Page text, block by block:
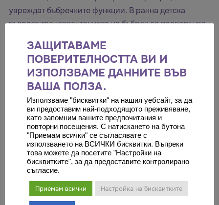
увреждат бъбречните функции. В ранна детска
възраст трансплантацията на бъбрек се препоръчва
може да доведе до проблеми в растежа и
развитието на младия организъм. И тъй като
детското телце е значително умалено, а
кръвоносните съдове са тънки и крехки,
трансплантацията на бъбрек в тази възраст изискват
значителен опит и прецизност от страна на
медицинския екип.
Болницата и екипът са от ключово значение при
трансплантация
Трансплантацията на орган е една от най-сложните
операции в медицинската практика, а когато
органът се взема от жив донор отговорността е
ЗАЩИТАВАМЕ
ПОВЕРИТЕЛНОСТТА ВИ И
ИЗПОЛЗВАМЕ ДАННИТЕ ВЪВ
ВАША ПОЛЗА.
Използваме "бисквитки" на нашия уебсайт, за да
ви предоставим най-подходящото преживяване,
като запомним вашите предпочитания и
повторни посещения. С натискането на бутона
"Приемам всички" се съгласявате с
използването на ВСИЧКИ бисквитки. Въпреки
това можете да посетите "Настройки на
бисквитките", за да предоставите контролирано
съгласие.
Приемам всички Настройка на бисквитките